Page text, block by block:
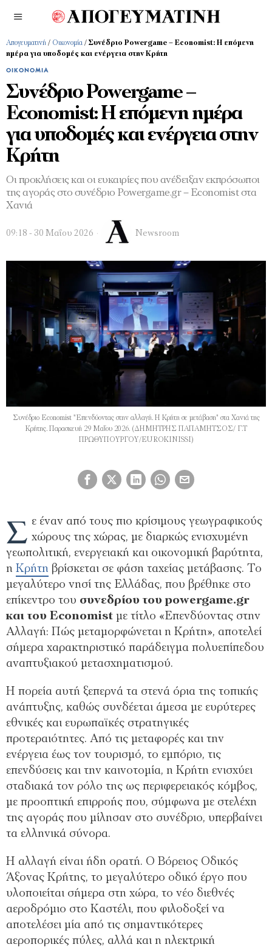
Απογευματινή / Οικονομία / Συνέδριο Powergame – Economist: Η επόμενη
ημέρα για υποδομές και ενέργεια στην Κρήτη
ΟΙΚΟΝΟΜΊΑ
Συνέδριο Powergame –
Economist: Η επόμενη ημέρα
για υποδομές και ενέργεια στην
Κρήτη
Οι προκλήσεις και οι ευκαιρίες που ανέδειξαν εκπρόσωποι
της αγοράς στο συνέδριο Powergame.gr – Economist στα
Χανιά
09:18 - 30 Μαΐου 2026 Newsroom
Συνέδριο Economist "Επενδύοντας στην αλλαγή. Η Κρήτη σε μετάβαση" στα Χανιά της
Κρήτης. Παρασκευή 29 Μαΐου 2026. (ΔΗΜΗΤΡΗΣ ΠΑΠΑΜΗΤΣΟΣ/ Γ.Τ
ΠΡΩΘΥΠΟΥΡΓΟΥ/EUROKINISSI)
Σ ε έναν από τους πιο κρίσιμους γεωγραφικούς
χώρους της χώρας, με διαρκώς ενισχυμένη
γεωπολιτική, ενεργειακή και οικονομική βαρύτητα,
η Κρήτη βρίσκεται σε φάση ταχείας μετάβασης. Το
μεγαλύτερο νησί της Ελλάδας, που βρέθηκε στο
επίκεντρο του συνεδρίου του powergame.gr
και του Economist με τίτλο «Επενδύοντας στην
Αλλαγή: Πώς μεταμορφώνεται η Κρήτη», αποτελεί
σήμερα χαρακτηριστικό παράδειγμα πολυεπίπεδου
αναπτυξιακού μετασχηματισμού.
Η πορεία αυτή ξεπερνά τα στενά όρια της τοπικής
ανάπτυξης, καθώς συνδέεται άμεσα με ευρύτερες
εθνικές και ευρωπαϊκές στρατηγικές
προτεραιότητες. Από τις μεταφορές και την
ενέργεια έως τον τουρισμό, το εμπόριο, τις
επενδύσεις και την καινοτομία, η Κρήτη ενισχύει
σταδιακά τον ρόλο της ως περιφερειακός κόμβος,
με προοπτική επιρροής που, σύμφωνα με στελέχη
της αγοράς που μίλησαν στο συνέδριο, υπερβαίνει
τα ελληνικά σύνορα.
Η αλλαγή είναι ήδη ορατή. Ο Βόρειος Οδικός
Άξονας Κρήτης, το μεγαλύτερο οδικό έργο που
υλοποιείται σήμερα στη χώρα, το νέο διεθνές
αεροδρόμιο στο Καστέλι, που φιλοδοξεί να
αποτελέσει μία από τις σημαντικότερες
αεροπορικές πύλες, αλλά και η ηλεκτρική